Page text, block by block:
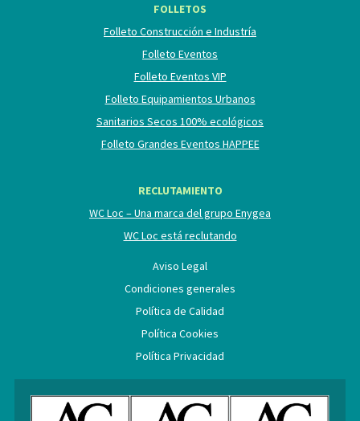
FOLLETOS
Folleto Construcción e Industría
Folleto Eventos
Folleto Eventos VIP
Folleto Equipamientos Urbanos
Sanitarios Secos 100% ecológicos
Folleto Grandes Eventos HAPPEE
RECLUTAMIENTO
WC Loc – Una marca del grupo Enygea
WC Loc está reclutando
Aviso Legal
Condiciones generales
Política de Calidad
Política Cookies
Política Privacidad